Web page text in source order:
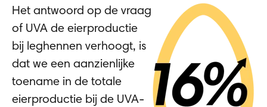
Het antwoord op de vraag
of UVA de eierproductie
bij leghennen verhoogt, is
dat we een aanzienlijke
toename in de totale
eierproductie bij de UVA-